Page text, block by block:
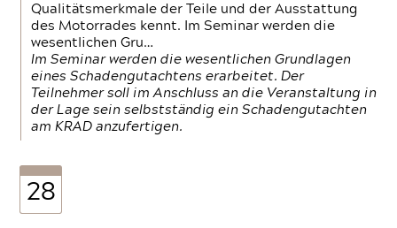
Qualitätsmerkmale der Teile und der Ausstattung
des Motorrades kennt. Im Seminar werden die
wesentlichen Gru…
Im Seminar werden die wesentlichen Grundlagen
eines Schadengutachtens erarbeitet. Der
Teilnehmer soll im Anschluss an die Veranstaltung in
der Lage sein selbstständig ein Schadengutachten
am KRAD anzufertigen.
28